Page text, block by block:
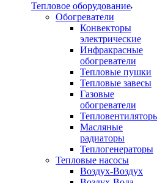
Тепловое оборудование
Обогреватели
Конвекторы
электрические
Инфракрасные
обогреватели
Тепловые пушки
Тепловые завесы
Газовые
обогреватели
Масляные
радиаторы
Теплогенераторы
Тепловые насосы
Воздух-Воздух